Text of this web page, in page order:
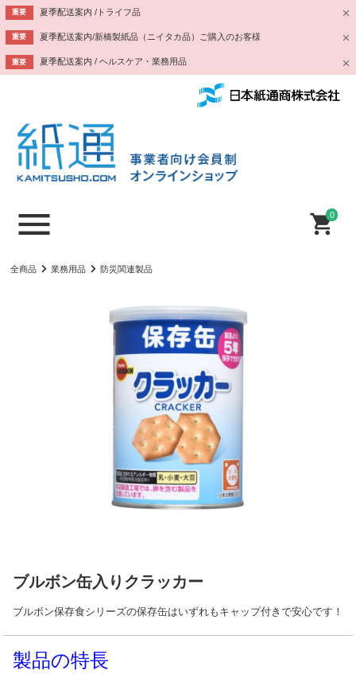
重要 夏季配送案内 /トライフ品
重要 夏季配送案内/新橋製紙品（ニイタカ品）ご購入のお客様
重要 夏季配送案内 / ヘルスケア・業務用品
0
全商品 業務用品 防災関連製品
ブルボン缶入りクラッカー
ブルボン保存食シリーズの保存缶はいずれもキャップ付きで安心です！
製品の特長